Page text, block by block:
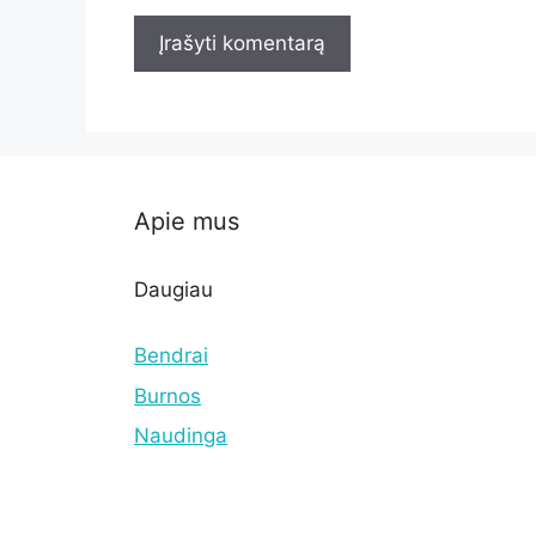
Apie mus
Daugiau
Bendrai
Burnos
Naudinga